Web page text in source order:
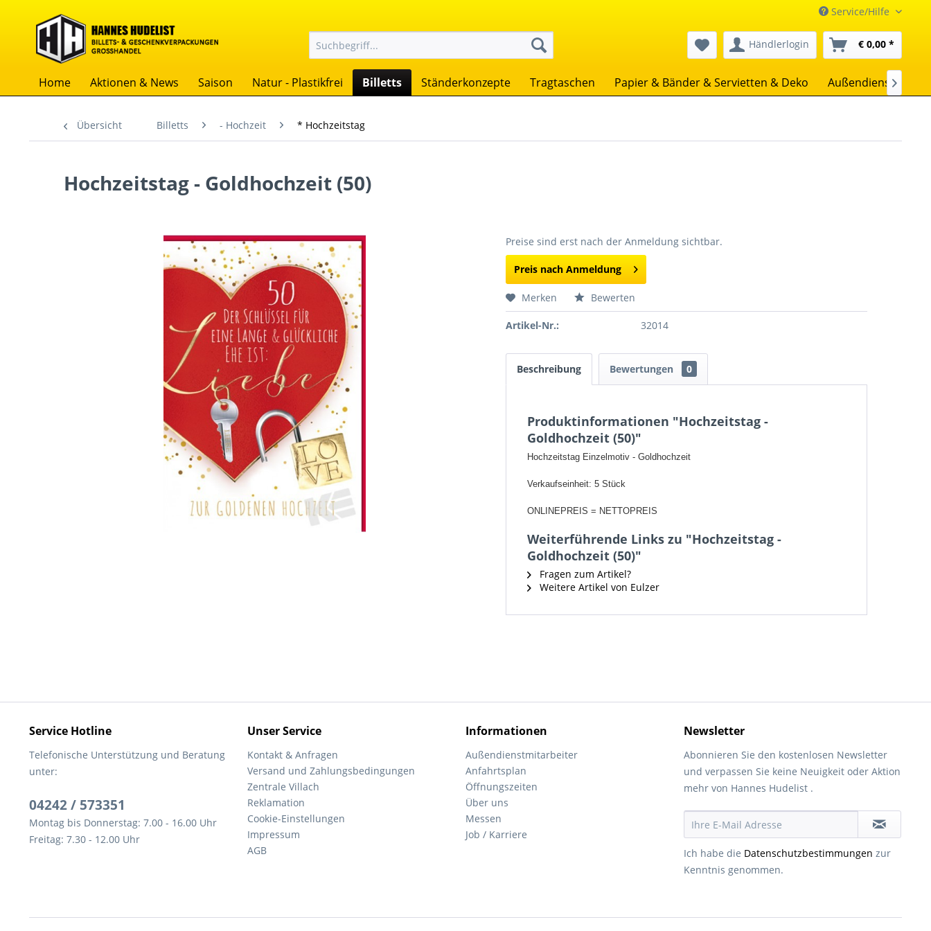
Service/Hilfe
Händlerlogin € 0,00 *
Home Aktionen & News Saison Natur - Plastikfrei Billetts Ständerkonzepte Tragtaschen Papier & Bänder & Servietten & Deko Außendienst
Übersicht Billetts - Hochzeit * Hochzeitstag
Hochzeitstag - Goldhochzeit (50)
Preise sind erst nach der Anmeldung sichtbar.
Preis nach Anmeldung
Merken Bewerten
Artikel-Nr.: 32014
Beschreibung Bewertungen 0
Produktinformationen "Hochzeitstag -
Goldhochzeit (50)"
Hochzeitstag Einzelmotiv - Goldhochzeit
Verkaufseinheit: 5 Stück
ONLINEPREIS = NETTOPREIS
Weiterführende Links zu "Hochzeitstag -
Goldhochzeit (50)"
Fragen zum Artikel?
Weitere Artikel von Eulzer
Service Hotline
Telefonische Unterstützung und Beratung
unter:
04242 / 573351
Montag bis Donnerstag: 7.00 - 16.00 Uhr
Freitag: 7.30 - 12.00 Uhr
Unser Service
Kontakt & Anfragen
Versand und Zahlungsbedingungen
Zentrale Villach
Reklamation
Cookie-Einstellungen
Impressum
AGB
Informationen
Außendienstmitarbeiter
Anfahrtsplan
Öffnungszeiten
Über uns
Messen
Job / Karriere
Newsletter
Abonnieren Sie den kostenlosen Newsletter
und verpassen Sie keine Neuigkeit oder Aktion
mehr von Hannes Hudelist .
Ich habe die Datenschutzbestimmungen zur
Kenntnis genommen.